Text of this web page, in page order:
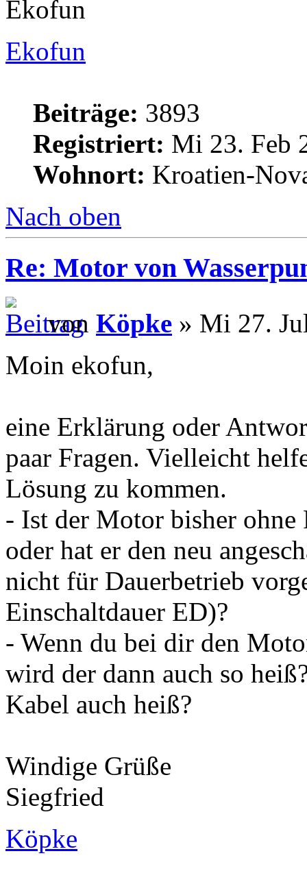
Ekofun
Ekofun
Beiträge: 3893
Registriert: Mi 23. Feb
Wohnort: Kroatien-
Nach oben
Re: Motor von
von Köpke » Mi 27.
Moin ekofun,
eine Erklärung oder
paar Fragen. Vielleicht
Lösung zu kommen.
- Ist der Motor bisher ohne
oder hat er den neu
nicht für Dauerbetrieb
Einschaltdauer ED)?
- Wenn du bei dir den
wird der dann auch so
Kabel auch heiß?
Windige Grüße
Siegfried
Köpke